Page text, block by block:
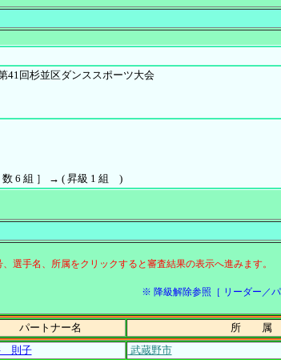
41回杉並区ダンススポーツ大会
数 6 組 ］ → ( 昇級 1 組 )
選手名、所属をクリックすると審査結果の表示へ進みます。
※ 降級解除参照［ リーダー／パ
パートナー名 所 属
則子 武蔵野市